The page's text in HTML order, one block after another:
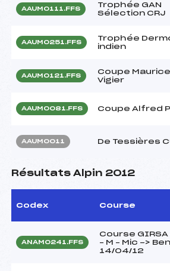
AAUM0111.FFS
Trophée GAN
Sélection CRJ
AAUM0251.FFS
Trophée
indien
AAUM0121.FFS
Coupe Maurice
Vigier
AAUM0081.FFS Coupe Alfred
AAUM0011 De Tessières
Résultats Alpin 2012
Codex Course
ANAM0241.FFS
Course GIRSA
– M – Mic ->
14/04/12